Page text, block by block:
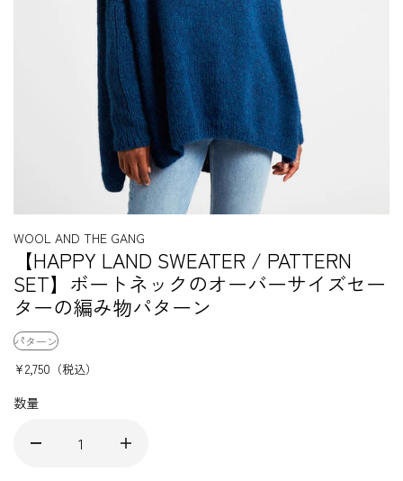
WOOL AND THE GANG
【HAPPY LAND SWEATER / PATTERN
SET】ボートネックのオーバーサイズセー
ターの編み物パターン
パターン
¥2,750 （税込）
数量